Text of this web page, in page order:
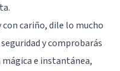
cariño, dile lo mucho
y comprobarás
e instantánea,